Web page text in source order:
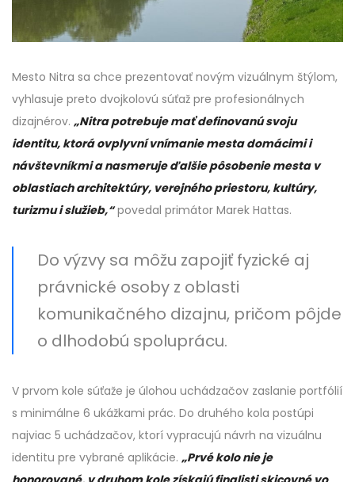
Mesto Nitra sa chce prezentovať novým vizuálnym štýlom,
vyhlasuje preto dvojkolovú súťaž pre profesionálnych
dizajnérov. „Nitra potrebuje mať definovanú svoju
identitu, ktorá ovplyvní vnímanie mesta domácimi i
návštevníkmi a nasmeruje ďalšie pôsobenie mesta v
oblastiach architektúry, verejného priestoru, kultúry,
turizmu i služieb,“povedal primátor Marek Hattas.
Do výzvy sa môžu zapojiť fyzické aj
právnické osoby z oblasti
komunikačného dizajnu, pričom pôjde
o dlhodobú spoluprácu.
V prvom kole súťaže je úlohou uchádzačov zaslanie portfólií
s minimálne 6 ukážkami prác. Do druhého kola postúpi
najviac 5 uchádzačov, ktorí vypracujú návrh na vizuálnu
identitu pre vybrané aplikácie. „Prvé kolo nie je